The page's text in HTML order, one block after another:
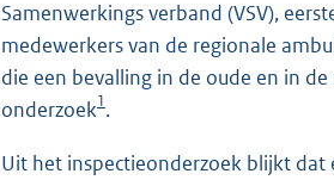
Samenwerkings verband (VSV),
medewerkers van de regionale
die een bevalling in de oude en in
onderzoek1.
Uit het inspectieonderzoek blijkt dat